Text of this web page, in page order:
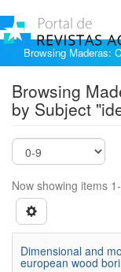
Browsing Maderas:
Browsing
by Subject
Now showing items
Dimensional and
european wood